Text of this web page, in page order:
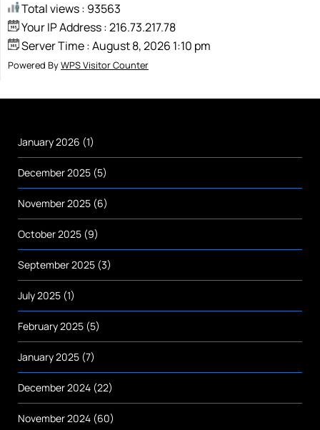
Total views : 93563
Your IP Address : 216.73.217.78
Server Time : August 8, 2026 1:10 pm
Powered ByWPS Visitor Counter
January 2026 (1)
December 2025 (5)
November 2025 (6)
October 2025 (9)
September 2025 (3)
July 2025 (1)
February 2025 (5)
January 2025 (7)
December 2024 (22)
November 2024 (60)